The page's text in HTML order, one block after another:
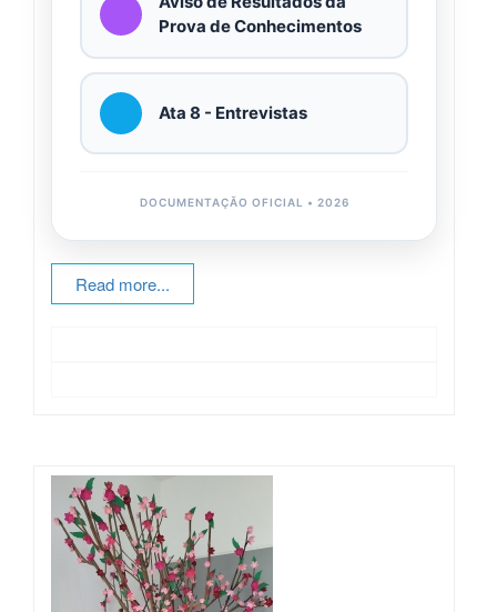
Prova de Conhecimentos
Ata 8 - Entrevistas
DOCUMENTAÇÃO OFICIAL • 2026
Read more...